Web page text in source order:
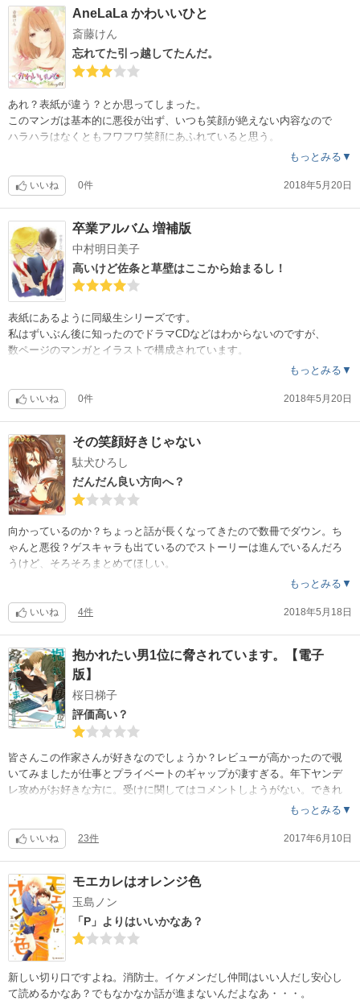
AneLaLa かわいいひと
斎藤けん
忘れてた引っ越してたんだ。
あれ？表紙が違う？とか思ってしまった。
このマンガは基本的に悪役が出ず、いつも笑顔が絶えない内容なので
ハラハラはなくともフワフワ笑顔にあふれていると思う。
もっとみる▼
いいね 0件 2018年5月20日
卒業アルバム 増補版
中村明日美子
高いけど佐条と草壁はここから始まるし！
表紙にあるように同級生シリーズです。
私はずいぶん後に知ったのでドラマCDなどはわからないのですが、
数ページのマンガとイラストで構成されています。
いままで出てきたキャラなので抵抗少なく、成長面白くみたいな。
は
んでした。
もっとみる▼
いいね 0件 2018年5月20日
その笑顔好きじゃない
駄犬ひろし
だんだん良い方向へ？
向かっているのか？ちょっと話が長くなってきたので数冊でダウン。ち
ゃんと悪役？ゲスキャラも出ているのでストーリーは進んでいるんだろ
うけど、そろそろまとめてほしい。
もっとみる▼
いいね 4件 2018年5月18日
抱かれたい男1位に脅されています。【電子
版】
桜日梯子
評価高い？
皆さんこの作家さんが好きなのでしょうか？レビューが高かったので覗
いてみましたが仕事とプライベートのギャップが凄すぎる。年下ヤンデ
レ攻めがお好きな方に。受けに関してはコメントしようがない。できれ
もっとみる▼
いいね 23件 2017年6月10日
モエカレはオレンジ色
玉島ノン
「P」よりはいいかなあ？
新しい切り口ですよね。消防士。イケメンだし仲間はいい人だし安心し
て読めるかなあ？でもなかなか話が進まないんだよなあ・・・。